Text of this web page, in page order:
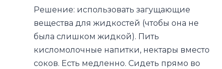
Решение: использовать загущающие
вещества для жидкостей (чтобы она не
была слишком жидкой). Пить
кисломолочные напитки, нектары вместо
соков. Есть медленно. Сидеть прямо во